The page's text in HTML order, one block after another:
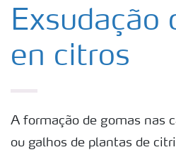
Produtos
Ferramentas
Culturas
Exsudação
en citros
A formação de gomas nas
ou galhos de plantas de